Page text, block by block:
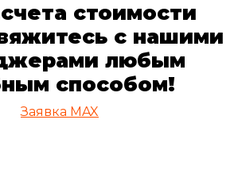
стоимости
с нашими
любым
способом!
Заявкa MAX